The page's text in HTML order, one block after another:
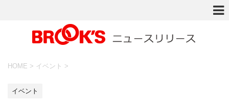
HOME > イベント >
イベント